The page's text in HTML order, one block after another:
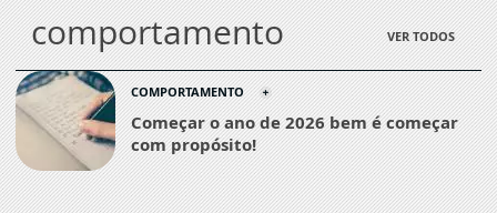
comportamento VER TODOS
COMPORTAMENTO
Começar o ano de 2026 bem é começar
com propósito!